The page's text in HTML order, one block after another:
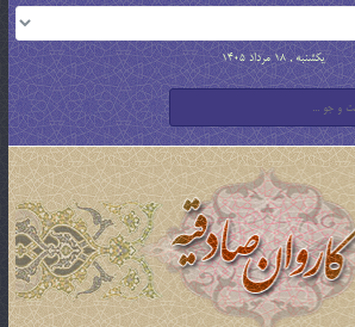
یکشنبه , 18 مرداد 1405